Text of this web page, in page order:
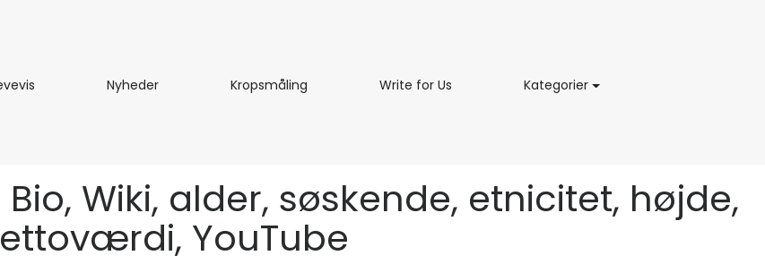
NyhederNyheder Kropsmåling KropsmålingWrite for Us KategorierKategorier
Wiki, alder, søskende, etnicitet, højde,
YouTube